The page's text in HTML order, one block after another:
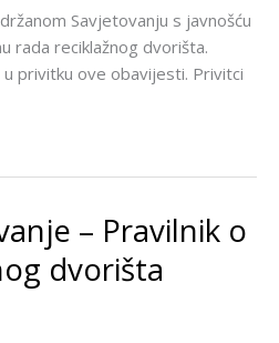
Savjetovanju s javnošću
rada reciklažnog dvorišta.
privitku ove obavijesti. Privitci
– Pravilnik o
dvorišta